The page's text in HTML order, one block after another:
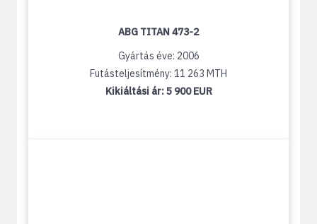
ABG TITAN 473-2
Gyártás éve: 2006
Futásteljesítmény: 11 263 MTH
Kikiáltási ár:5 900 EUR